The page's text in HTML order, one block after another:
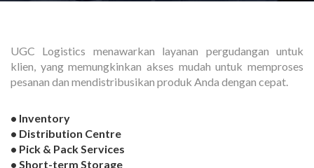
UGC Logistics menawarkan layanan pergudangan untuk
klien, yang memungkinkan akses mudah untuk memproses
pesanan dan mendistribusikan produk Anda dengan cepat.
• Inventory
• Distribution Centre
• Pick & Pack Services
• Short-term Storage